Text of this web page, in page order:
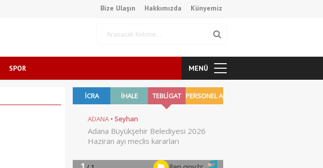
Bize Ulaşın Hakkımızda Künyemiz
SPOR MENÜ